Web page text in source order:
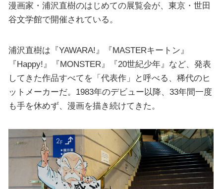
漫画家・浦沢直樹のはじめての展覧会が、東京・世田
谷文学館で開催されている。
浦沢直樹は『YAWARA!』『MASTERキートン』
『Happy!』『MONSTER』『20世紀少年』など、発表
してきた作品すべてを「代表作」と呼べる、稀代のヒ
ットメーカーだ。1983年のデビュー以降、33年間一度
も手を休めず、漫画を描き続けてきた。